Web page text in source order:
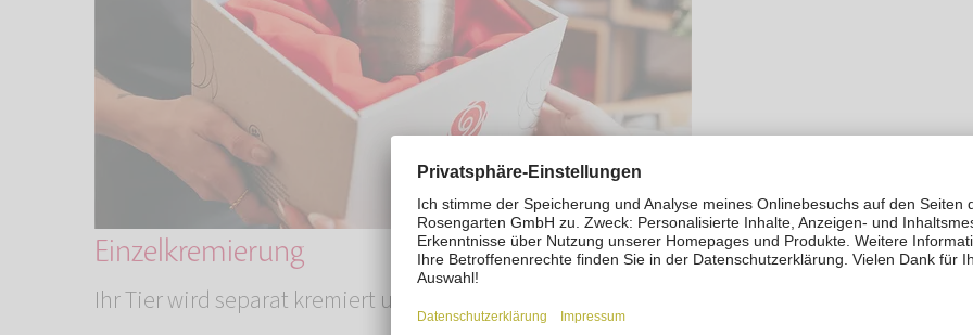
Einzelkremierung
Ihr Tier wird separat kremiert und Sie haben die Möglichkeit, die Asche in einer Urne